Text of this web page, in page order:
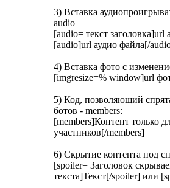
3) Вставка
audio
[audio= текст
[audio]url аудио файла[/
4) Вставка фото с
[imgresize=% window]url
5) Код, позволяющий
ботов - members:
[members]Контент только
участников[/members]
6) Скрытие контента под
[spoiler= Заголовок
текста]Текст[/spoiler] или